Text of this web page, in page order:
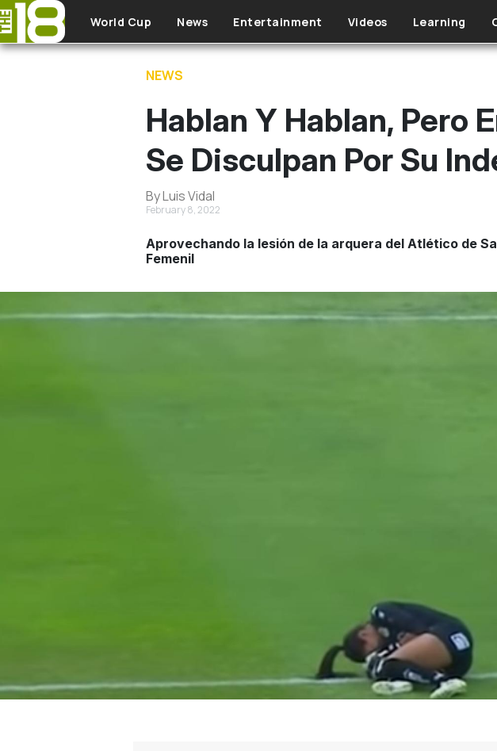
Skip to main content
World Cup News Entertainment Videos Learning
NEWS
Hablan Y Hablan, Pero
Se Disculpan Por Su
By Luis Vidal
February 8, 2022
Aprovechando la lesión de la arquera del Atlético de
Femenil